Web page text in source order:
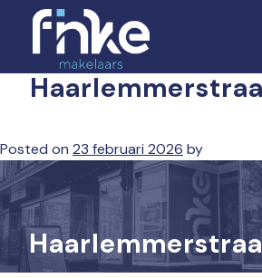
content
Finke makelaars
De makelaardij waar jij je thuis voelt
Posted on 23 februari 2026 by